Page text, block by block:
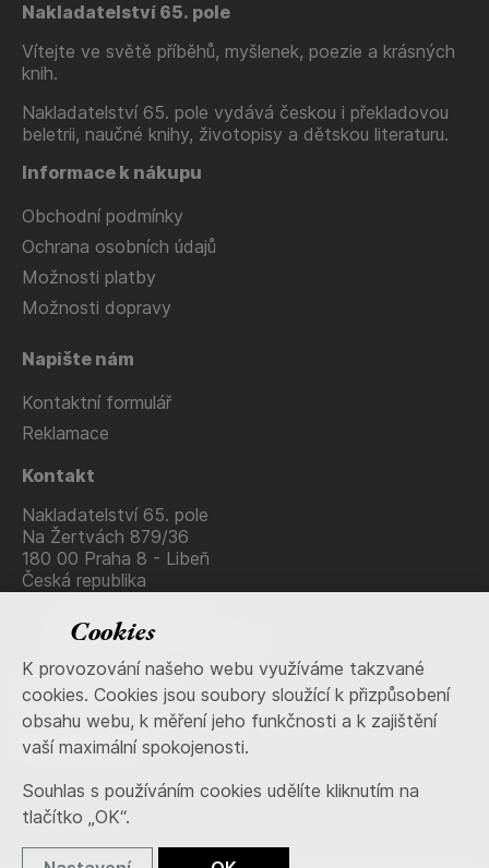
Nakladatelství 65. pole
Vítejte ve světě příběhů, myšlenek, poezie a krásných
knih.
Nakladatelství 65. pole vydává českou i překladovou
beletrii, naučné knihy, životopisy a dětskou literaturu.
Informace k nákupu
Obchodní podmínky
Ochrana osobních údajů
Možnosti platby
Možnosti dopravy
Napište nám
Kontaktní formulář
Reklamace
Kontakt
Nakladatelství 65. pole
Na Žertvách 879/36
180 00 Praha 8 - Libeň
Česká republika
+420 736 483 915
nakladatelstvi@65pole.cz
IČ: 71653538
DIČ: CZ7409111578
Sociální sítě
Cookies
K provozování našeho webu využíváme takzvané
cookies. Cookies jsou soubory sloužící k přizpůsobení
obsahu webu, k měření jeho funkčnosti a k zajištění
vaší maximální spokojenosti.
Souhlas s používáním cookies udělíte kliknutím na
tlačítko „OK“.